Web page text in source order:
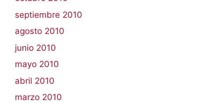
septiembre 2010
agosto 2010
junio 2010
mayo 2010
abril 2010
marzo 2010